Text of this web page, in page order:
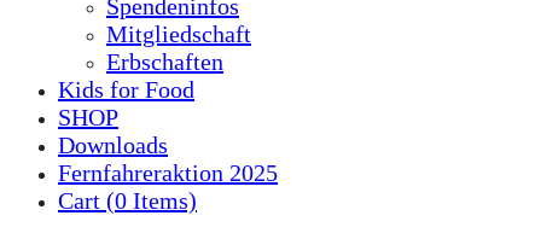
Spendeninfos
Mitgliedschaft
Erbschaften
Kids for Food
SHOP
Downloads
Fernfahreraktion 2025
Cart (0 Items)